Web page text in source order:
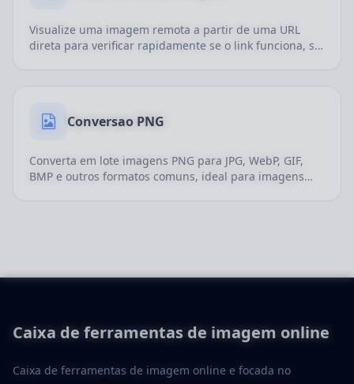
Visualize uma imagem remota a partir de uma URL
direta para verificar rapidamente se o link funciona, se
Conversao PNG
Converta em lote imagens PNG para JPG, WebP, GIF,
BMP e outros formatos comuns, ideal para imagens
Caixa de ferramentas de imagem online
Caixa de ferramentas de imagem online e focada no